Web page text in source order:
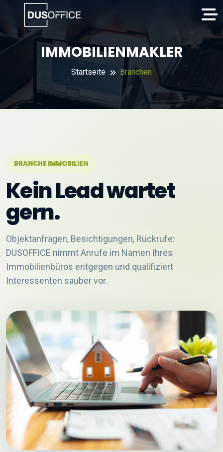
IMMOBILIENMAKLER
Startseite Branchen
BRANCHE IMMOBILIEN
Kein Lead wartet
gern.
Objektanfragen, Besichtigungen, Rückrufe:
DUSOFFICE nimmt Anrufe im Namen Ihres
Immobilienbüros entgegen und qualifiziert
Interessenten sauber vor.